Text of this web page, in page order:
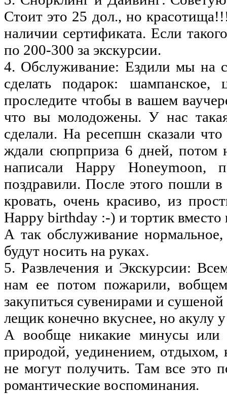
Стоит это 25 дол., но
наличии сертификата. Если
по 200-300 за экскурсии.
4. Обслуживание: Ездили мы на
сделать подарок:
проследите чтобы в вашем
что вы молодожены. У нас
сделали. На ресепшн сказали
ждали сюпрприза 6 дней, потом
написали Happy Honeymoon,
поздравили. После этого пошли
кровать, очень красиво, из
Happy birthday :-) и тортик
А так обслуживание
будут носить на руках.
5. Развлечения и Экскурсии:
нам ее потом пожарили,
закупиться сувенирами и
лещик конечно вкуснее, но акулу
А вообще никакие минусы или
природой, уединением,
не могут получить. Там все это
романтические воспоминания.